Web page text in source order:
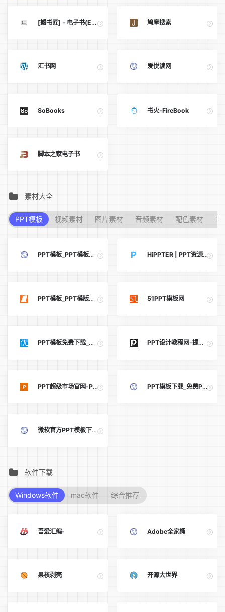
[搬书匠] - 电子书(EBook) 鸠摩搜索
汇书网 爱悦读网
SoBooks 书火-FireBook
脚本之家电子书
素材大全
PPT模板 视频素材 图片素材 音频素材 配色素材 字
PPT模板_PPT模板免费下载_免费PPT模板下载网站 -【PPT汇】 HiPPTER | PPT资源导航 | PPT模板图表等设计素材免费下载
PPT模板_PPT模版免费下载_免费PPT模板下载 -【第一PPT】 51PPT模板网
PPT模板免费下载_精美免费PPT模板下载 -【优品PPT】 PPT设计教程网-提供高质量的PPT教程和PPT模板下载
PPT超级市场官网-PPT模板免费下载、最新PPT成品搜索 PPT模板下载_免费PPT模板下载_PPT宝藏
微软官方PPT模板下载载- OfficePLUS (officeplus.cn)
软件下载
Windows软件 mac软件 综合推荐
吾爱汇编- Adobe全家桶
果核剥壳 开源大世界